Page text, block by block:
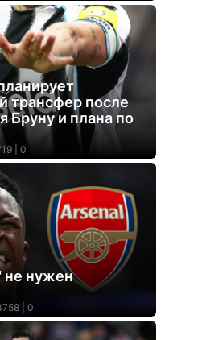
трансфер после
Бруну и плана по
| 0
не нужен
| 0